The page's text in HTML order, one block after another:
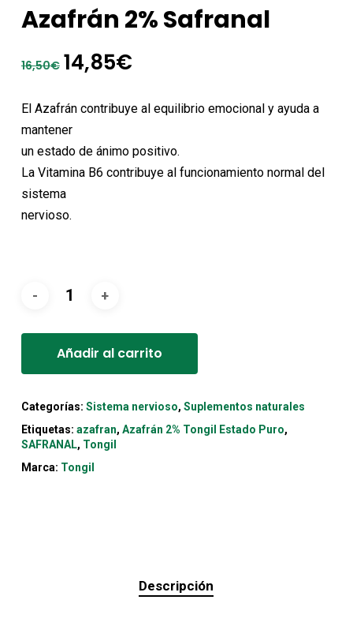
Azafrán 2% Safranal
16,50€ El
original
era:
16,50€.
14,85€El
actual
14,85€.
El Azafrán contribuye al equilibrio emocional y ayuda a
mantener
un estado de ánimo positivo.
La Vitamina B6 contribuye al funcionamiento normal del
sistema
nervioso.
Añadir al carrito
Categorías: Sistema nervioso, Suplementos naturales
Etiquetas: azafran, Azafrán 2% Tongil Estado Puro,
SAFRANAL, Tongil
Marca: Tongil
Descripción